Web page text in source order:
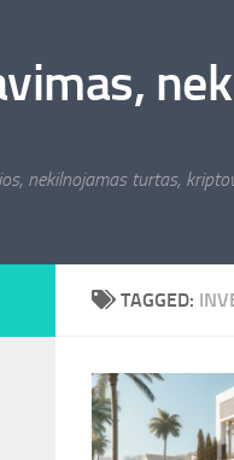
nekilnojamas turtas,
TAGGED: